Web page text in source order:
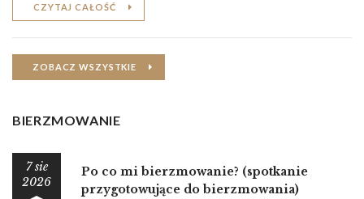
CZYTAJ CAŁOŚĆ
ZOBACZ WSZYSTKIE
BIERZMOWANIE
7 sie
2026
Po co mi bierzmowanie? (spotkanie
przygotowujące do bierzmowania)